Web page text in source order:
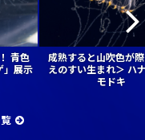
青色
」展示
成熟すると山吹色が
えのすい生まれ＞ ハ
モドキ